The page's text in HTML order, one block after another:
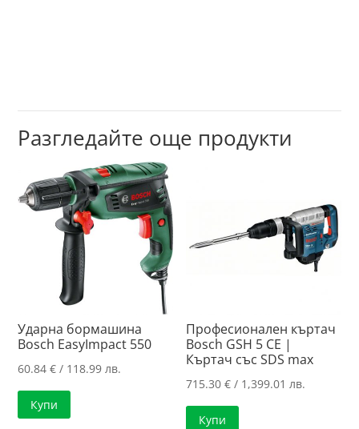
Разгледайте още продукти
Ударна бормашина
Bosch EasyImpact 550
60.84€ / 118.99 лв.
Купи
Професионален къртач
Bosch GSH 5 CE |
Къртач със SDS max
715.30€ / 1,399.01 лв.
Купи